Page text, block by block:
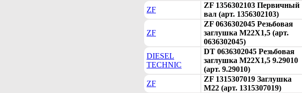
ZF
ZF 1356302103 Первичный
вал (арт. 1356302103)
ZF
ZF 0636302045 Резьбовая
заглушка M22X1,5 (арт.
0636302045)
DIESEL
TECHNIC
DT 0636302045 Резьбовая
заглушка M22X1,5 9.29010
(арт. 9.29010)
ZF
ZF 1315307019 Заглушка
М22 (арт. 1315307019)